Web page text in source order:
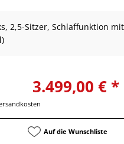
2,5-Sitzer, Schlaffunktion
3.499,00 € *
Auf die Wunschliste